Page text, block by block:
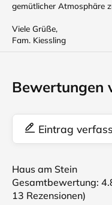
gemütlicher Atmosphäre
Viele Grüße,
Fam. Kiessling
Bewertungen
Eintrag
Haus am Stein
Gesamtbewertung:
13 Rezensionen)